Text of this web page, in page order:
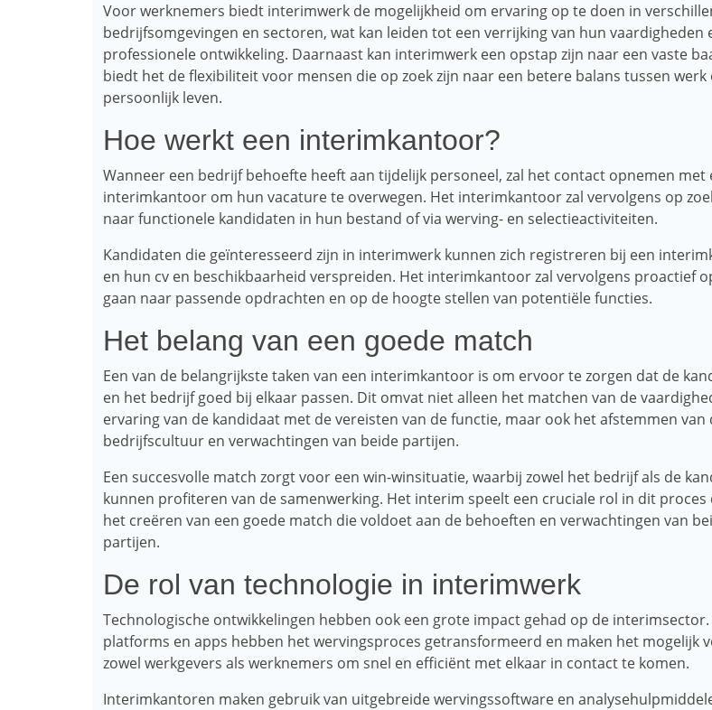
Voor werknemers biedt interimwerk de mogelijkheid om ervaring op te doen in
bedrijfsomgevingen en sectoren, wat kan leiden tot een verrijking van hun vaardigheden
professionele ontwikkeling. Daarnaast kan interimwerk een opstap zijn naar een vaste
biedt het de flexibiliteit voor mensen die op zoek zijn naar een betere balans tussen werk
persoonlijk leven.
Hoe werkt een interimkantoor?
Wanneer een bedrijf behoefte heeft aan tijdelijk personeel, zal het contact opnemen met
interimkantoor om hun vacature te overwegen. Het interimkantoor zal vervolgens op
naar functionele kandidaten in hun bestand of via werving- en selectieactiviteiten.
Kandidaten die geïnteresseerd zijn in interimwerk kunnen zich registreren bij een
en hun cv en beschikbaarheid verspreiden. Het interimkantoor zal vervolgens proactief
gaan naar passende opdrachten en op de hoogte stellen van potentiële functies.
Het belang van een goede match
Een van de belangrijkste taken van een interimkantoor is om ervoor te zorgen dat de
en het bedrijf goed bij elkaar passen. Dit omvat niet alleen het matchen van de
ervaring van de kandidaat met de vereisten van de functie, maar ook het afstemmen van
bedrijfscultuur en verwachtingen van beide partijen.
Een succesvolle match zorgt voor een win-winsituatie, waarbij zowel het bedrijf als de
kunnen profiteren van de samenwerking. Het interim speelt een cruciale rol in dit
het creëren van een goede match die voldoet aan de behoeften en verwachtingen van
partijen.
De rol van technologie in interimwerk
Technologische ontwikkelingen hebben ook een grote impact gehad op de
platforms en apps hebben het wervingsproces getransformeerd en maken het mogelijk
zowel werkgevers als werknemers om snel en efficiënt met elkaar in contact te komen.
Interimkantoren maken gebruik van uitgebreide wervingssoftware en